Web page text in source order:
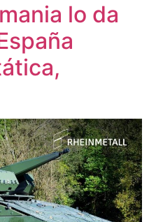
lo da